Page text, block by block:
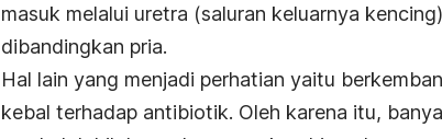
masuk melalui uretra (saluran keluarnya
dibandingkan pria.
Hal lain yang menjadi perhatian yaitu
kebal terhadap antibiotik. Oleh karena itu,